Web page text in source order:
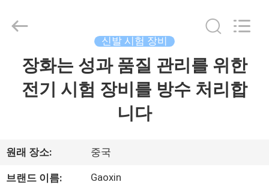
우
Ltd.，.
Developed
신발 시험 장비
장화는 성과 품질 관리를 위한
전기 시험 장비를 방수 처리합
니다
원래 장소: 중국
브랜드 이름: Gaoxin